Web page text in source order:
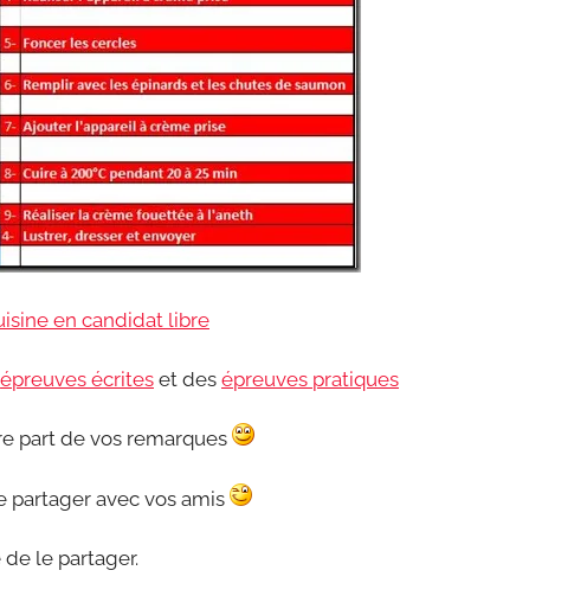
en candidat libre
épreuves écrites et des épreuves pratiques
part de vos remarques
partager avec vos amis
le partager.